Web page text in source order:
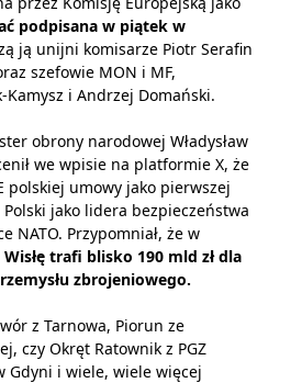
podpisana w piątek w
ją unijni komisarze Piotr Serafin
szefowie MON i MF,
Kamysz i Andrzej Domański.
obrony narodowej Władysław
we wpisie na platformie X, że
polskiej umowy jako pierwszej
jako lidera bezpieczeństwa
NATO. Przypomniał, że w
Wisłę trafi blisko 190 mld zł dla
zbrojeniowego.
z Tarnowa, Piorun ze
czy Okręt Ratownik z PGZ
Gdyni i wiele, wiele więcej